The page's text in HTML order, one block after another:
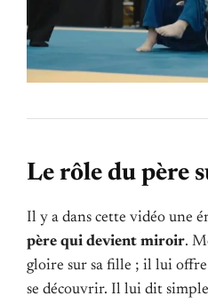
Le rôle du père
Il y a dans cette vidéo une
père qui devient miroir.
gloire sur sa fille ; il lui offre
se découvrir. Il lui dit